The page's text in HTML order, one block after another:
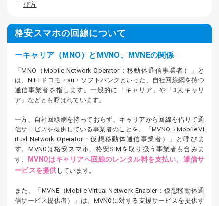
び方
格安スマホの回線について
キャリア（MNO）とMVNO、MVNEの関係
「MNO（Mobile Network Operator：移動体通信事業者）」と
は、NTTドコモ・au・ソフトバンクといった、自社回線網を持つ
通信事業者を指します。一般的に「キャリア」や「3大キャリ
ア」などとも呼ばれています。
一方、自社回線網を持っておらず、キャリアから回線を借りて通
信サービスを提供している事業者のことを、「MVNO（Mobile Vi
rtual Network Operator：仮想移動体通信事業者）」と呼びま
す。MVNOは格安スマホ、格安SIMを取り扱う事業者も含みま
す。
MVNOはキャリアへ回線のレンタル料を支払い、通信サ
ービスを提供 しています。
また、「MVNE（Mobile Virtual Network Enabler：仮想移動体通
信サービス提供者）」は、MVNOに対する支援サービスを提供す